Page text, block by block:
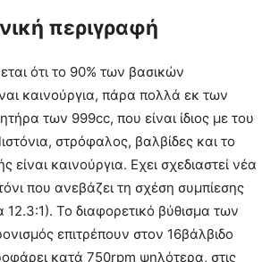
περιγραφή
ότι το 90% των βασικών
καινούργια, πάρα πολλά εκ των
των 999cc, που είναι ίδιος με του
στρόφαλος, βαλβίδες και το
είναι καινούργια. Εχει σχεδιαστεί νέα
που ανεβάζει τη σχέση συμπίεσης
12.3:1). Το διαφορετικό βύθισμα των
επιτρέπουν στον 16βάλβιδο
κατά 750rpm ψηλότερα, στις